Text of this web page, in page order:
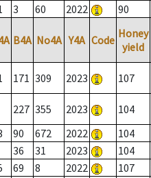
3 60 2022 90
B4A No4A Y4A Code Honey
yield
171 309 2023 107
227 355 2023 104
90 672 2022 104
36 31 2023 104
69 8 2022 107